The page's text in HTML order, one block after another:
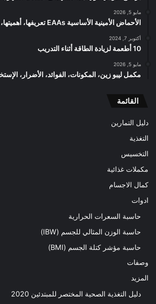
مايو 5, 2026
الأحماض الأمينية الأساسية EAAs تعريفها، أهميتها، مصادرها، وفوائدها
أكتوبر 7, 2024
10 أطعمة لزيادة الطاقة أثناء التدريب
مايو 5, 2026
مكمل ليبو زين، المكونات، الفوائد، الأضرار،
القائمة
دليل التمارين
التغذية
التخسيس
مكملات غذائية
كمال الاجسام
ادوات
حاسبة السعرات الحرارية
حاسبة الوزن المثالي للجسم (IBW)
حاسبة مؤشر كتلة الجسم (BMI)
وصفات
المزيد
دليل التغذية الصحية المختصر للمبتدئين 2020​